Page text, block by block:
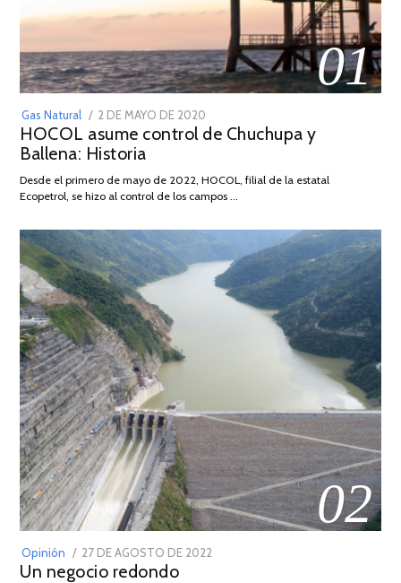
01
Gas Natural
POSTED
ON
2 DE MAYO DE 2020
DE
2026
HOCOL asume control de Chuchupa y
Ballena: Historia
Desde el primero de mayo de 2022, HOCOL, filial de la estatal
Ecopetrol, se hizo al control de los campos …
02
Opinión
POSTED
ON
27 DE AGOSTO DE 2022
Un negocio redondo